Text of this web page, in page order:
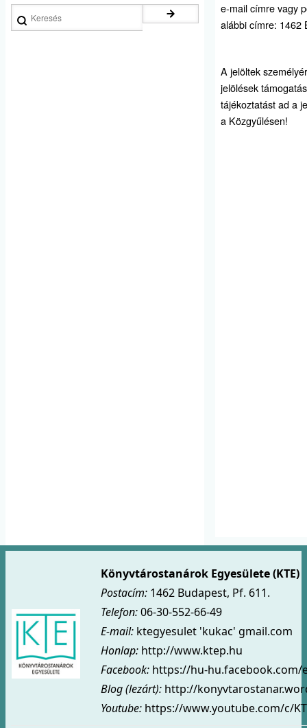
e-mail címre vagy
alábbi címre: 1462
A jelöltek
jelölések
tájékoztatást ad a
a Közgyűlésen!
Könyvtárostanárok Egyesülete (KTE)
Postacím: 1462 Budapest, Pf. 611.
Telefon:06-30-552-66-49
E-mail: ktegyesulet 'kukac' gmail.com
Honlap: http://www.ktep.hu
Facebook: https://hu-
Blog (lezárt): http://
Youtube: https://www.youtube.com/c/